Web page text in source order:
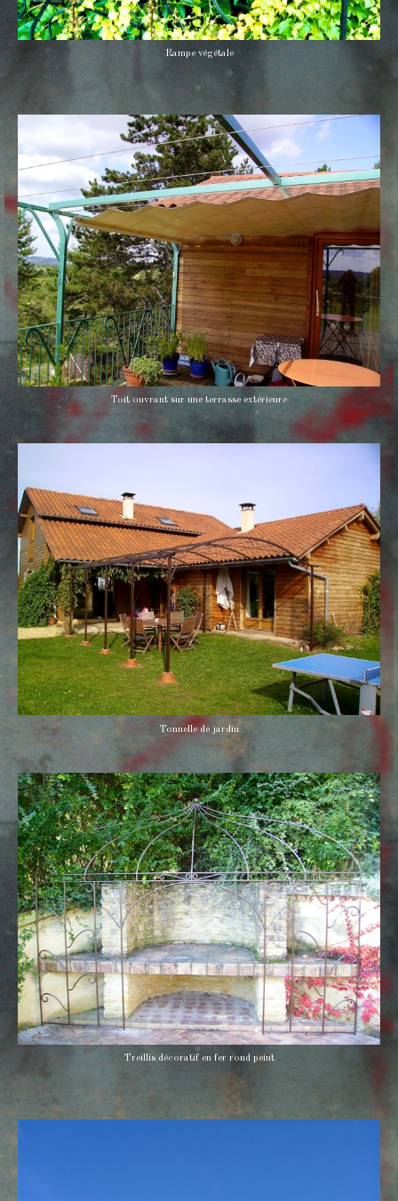
Rampe végétale
Toit ouvrant sur une terrasse extérieure
Tonnelle de jardin
Treillis décoratif en fer rond peint